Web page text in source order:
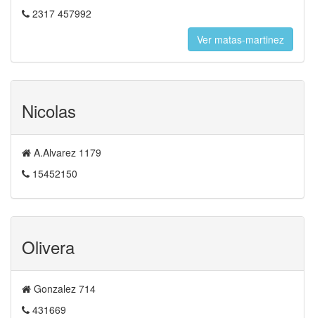
2317 457992
Ver matas-martinez
Nicolas
A.Alvarez 1179
15452150
Olivera
Gonzalez 714
431669